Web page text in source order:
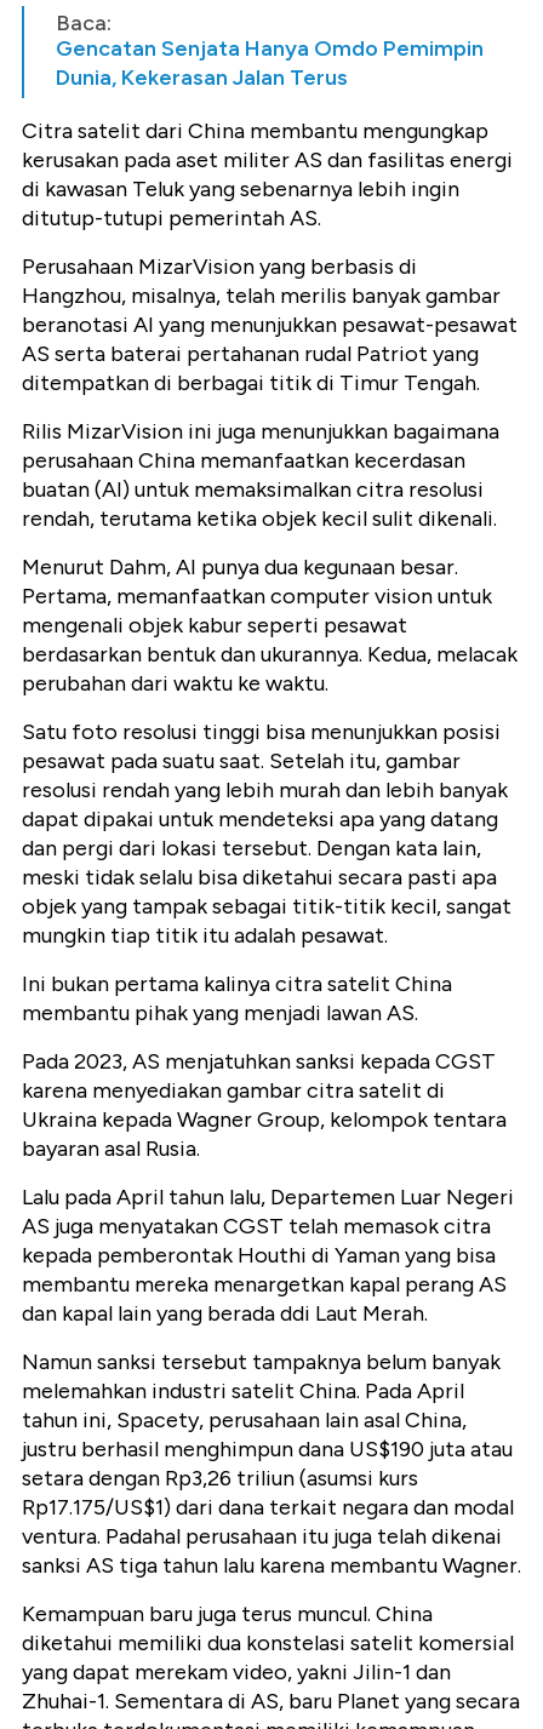
Baca:
Gencatan Senjata Hanya Omdo Pemimpin
Dunia, Kekerasan Jalan Terus
Citra satelit dari China membantu mengungkap
kerusakan pada aset militer AS dan fasilitas energi
di kawasan Teluk yang sebenarnya lebih ingin
ditutup-tutupi pemerintah AS.
Perusahaan MizarVision yang berbasis di
Hangzhou, misalnya, telah merilis banyak gambar
beranotasi AI yang menunjukkan pesawat-pesawat
AS serta baterai pertahanan rudal Patriot yang
ditempatkan di berbagai titik di Timur Tengah.
Rilis MizarVision ini juga menunjukkan bagaimana
perusahaan China memanfaatkan kecerdasan
buatan (AI) untuk memaksimalkan citra resolusi
rendah, terutama ketika objek kecil sulit dikenali.
Menurut Dahm, AI punya dua kegunaan besar.
Pertama, memanfaatkan computer vision untuk
mengenali objek kabur seperti pesawat
berdasarkan bentuk dan ukurannya. Kedua, melacak
perubahan dari waktu ke waktu.
Satu foto resolusi tinggi bisa menunjukkan posisi
pesawat pada suatu saat. Setelah itu, gambar
resolusi rendah yang lebih murah dan lebih banyak
dapat dipakai untuk mendeteksi apa yang datang
dan pergi dari lokasi tersebut. Dengan kata lain,
meski tidak selalu bisa diketahui secara pasti apa
objek yang tampak sebagai titik-titik kecil, sangat
mungkin tiap titik itu adalah pesawat.
Ini bukan pertama kalinya citra satelit China
membantu pihak yang menjadi lawan AS.
Pada 2023, AS menjatuhkan sanksi kepada CGST
karena menyediakan gambar citra satelit di
Ukraina kepada Wagner Group, kelompok tentara
bayaran asal Rusia.
Lalu pada April tahun lalu, Departemen Luar Negeri
AS juga menyatakan CGST telah memasok citra
kepada pemberontak Houthi di Yaman yang bisa
membantu mereka menargetkan kapal perang AS
dan kapal lain yang berada ddi Laut Merah.
Namun sanksi tersebut tampaknya belum banyak
melemahkan industri satelit China. Pada April
tahun ini, Spacety, perusahaan lain asal China,
justru berhasil menghimpun dana US$190 juta atau
setara dengan Rp3,26 triliun (asumsi kurs
Rp17.175/US$1) dari dana terkait negara dan modal
ventura. Padahal perusahaan itu juga telah dikenai
sanksi AS tiga tahun lalu karena membantu Wagner.
Kemampuan baru juga terus muncul. China
diketahui memiliki dua konstelasi satelit komersial
yang dapat merekam video, yakni Jilin-1 dan
Zhuhai-1. Sementara di AS, baru Planet yang secara